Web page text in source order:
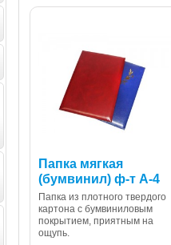
Папка мягкая
(бумвинил) ф-т А-4
Папка из плотного твердого
картона с бумвиниловым
покрытием, приятным на
ощупь.